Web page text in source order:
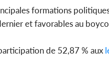
formations
et favorables au
de 52,87 % aux